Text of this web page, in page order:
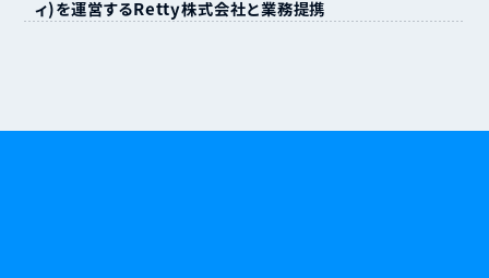
ィ）を運営するRetty株式会社と業務提携